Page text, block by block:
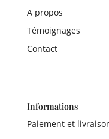
A propos
Témoignages
Contact
Informations
Paiement et